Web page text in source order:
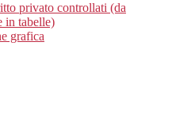
privato controllati (da
in tabelle)
grafica